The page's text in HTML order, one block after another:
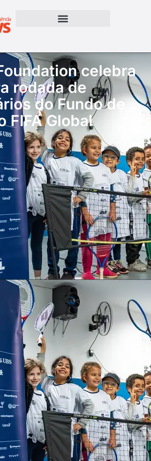
celebra
rodada de
do Fundo de
FIFA Global